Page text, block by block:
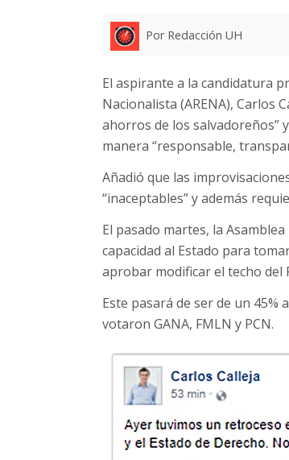
Por Redacción UH
El aspirante a la candidatura
Nacionalista (ARENA), Carlos
ahorros de los salvadoreños”
manera “responsable,
Añadió que las
“inaceptables” y además
El pasado martes, la
capacidad al Estado para
aprobar modificar el techo del
Este pasará de ser de un 45%
votaron GANA, FMLN y PCN.